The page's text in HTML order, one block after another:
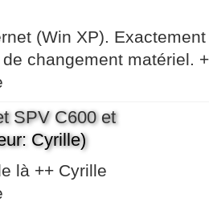
(Win XP).
changement matériel.
SPV C600 et
Cyrille)
là ++ Cyrille